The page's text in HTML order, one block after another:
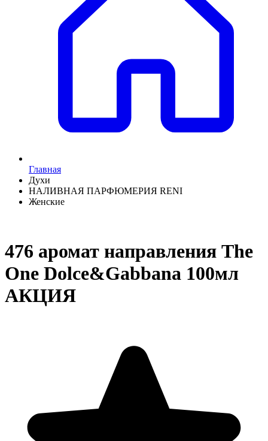
Главная
Духи
НАЛИВНАЯ ПАРФЮМЕРИЯ RENI
Женские
476 аромат направления The
One Dolce&Gabbana 100мл
АКЦИЯ